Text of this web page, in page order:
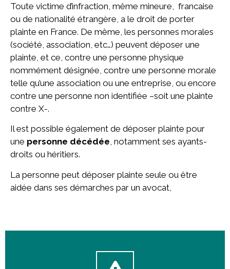
Toute victime d’infraction, même mineure, francaise
ou de nationalité étrangère, a le droit de porter
plainte en France. De même, les personnes morales
(société, association, etc…) peuvent déposer une
plainte, et ce, contre une personne physique
nommément désignée, contre une personne morale
telle qu’une association ou une entreprise, ou encore
contre une personne non identifiée –soit une plainte
contre X-.
Il est possible également de déposer plainte pour
une personne décédée, notamment ses ayants-
droits ou héritiers.
La personne peut déposer plainte seule ou être
aidée dans ses démarches par un avocat,